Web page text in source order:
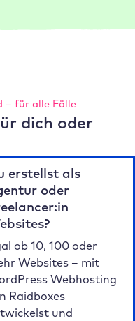
– für alle Fälle
dich oder
erstellst als
oder
ob 10, 100 oder
Websites – mit
Webhosting
Raidboxes
und